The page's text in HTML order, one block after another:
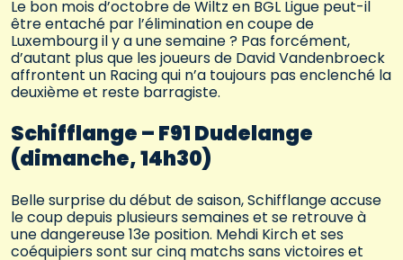
Le bon mois d’octobre de Wiltz en BGL Ligue peut-il
être entaché par l’élimination en coupe de
Luxembourg il y a une semaine ? Pas forcément,
d’autant plus que les joueurs de David Vandenbroeck
affrontent un Racing qui n’a toujours pas enclenché la
deuxième et reste barragiste.
Schifflange – F91 Dudelange
(dimanche, 14h30)
Belle surprise du début de saison, Schifflange accuse
le coup depuis plusieurs semaines et se retrouve à
une dangereuse 13e position. Mehdi Kirch et ses
coéquipiers sont sur cinq matchs sans victoires et